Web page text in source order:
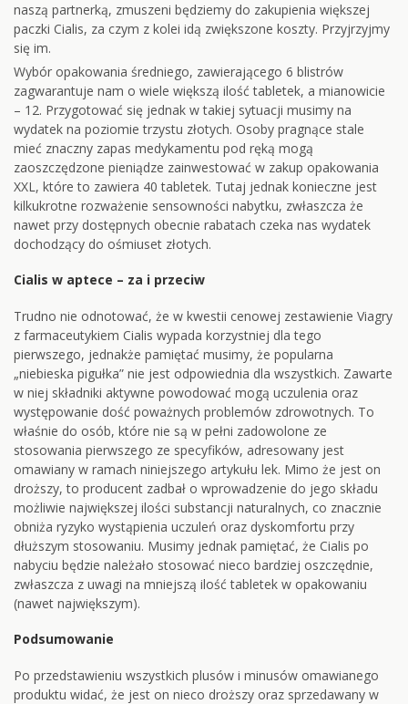
naszą partnerką, zmuszeni będziemy do zakupienia większej
paczki Cialis, za czym z kolei idą zwiększone koszty. Przyjrzyjmy
się im.
Wybór opakowania średniego, zawierającego 6 blistrów
zagwarantuje nam o wiele większą ilość tabletek, a mianowicie
– 12. Przygotować się jednak w takiej sytuacji musimy na
wydatek na poziomie trzystu złotych. Osoby pragnące stale
mieć znaczny zapas medykamentu pod ręką mogą
zaoszczędzone pieniądze zainwestować w zakup opakowania
XXL, które to zawiera 40 tabletek. Tutaj jednak konieczne jest
kilkukrotne rozważenie sensowności nabytku, zwłaszcza że
nawet przy dostępnych obecnie rabatach czeka nas wydatek
dochodzący do ośmiuset złotych.
Cialis w aptece – za i przeciw
Trudno nie odnotować, że w kwestii cenowej zestawienie Viagry
z farmaceutykiem Cialis wypada korzystniej dla tego
pierwszego, jednakże pamiętać musimy, że popularna
„niebieska pigułka” nie jest odpowiednia dla wszystkich. Zawarte
w niej składniki aktywne powodować mogą uczulenia oraz
występowanie dość poważnych problemów zdrowotnych. To
właśnie do osób, które nie są w pełni zadowolone ze
stosowania pierwszego ze specyfików, adresowany jest
omawiany w ramach niniejszego artykułu lek. Mimo że jest on
droższy, to producent zadbał o wprowadzenie do jego składu
możliwie największej ilości substancji naturalnych, co znacznie
obniża ryzyko wystąpienia uczuleń oraz dyskomfortu przy
dłuższym stosowaniu. Musimy jednak pamiętać, że Cialis po
nabyciu będzie należało stosować nieco bardziej oszczędnie,
zwłaszcza z uwagi na mniejszą ilość tabletek w opakowaniu
(nawet największym).
Podsumowanie
Po przedstawieniu wszystkich plusów i minusów omawianego
produktu widać, że jest on nieco droższy oraz sprzedawany w